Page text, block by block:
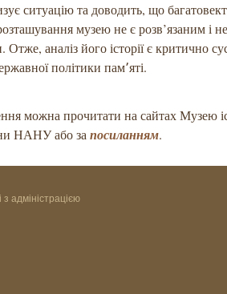
ситуацію та доводить, що
музею не є розв’язаним і
Отже, аналіз його історії є критично
політики пам՚яті.
можна прочитати на сайтах Музею
НАНУ або запосиланням.
адміністрацією